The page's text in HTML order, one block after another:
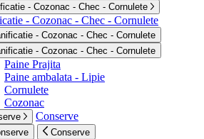
- Cozonac - Chec - Cornulete
- Cozonac - Chec - Cornulete
- Cozonac - Chec - Cornulete
- Cozonac - Chec - Cornulete
Paine Prajita
Paine ambalata - Lipie
Cornulete
Cozonac
Conserve
Conserve